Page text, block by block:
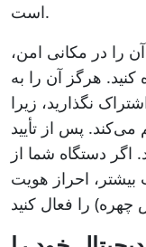
است.
را در مکانی امن،
هرگز آن را به
نگذارید، زیرا
پس از تأیید
اگر دستگاه شما از
بیشتر، احراز هویت